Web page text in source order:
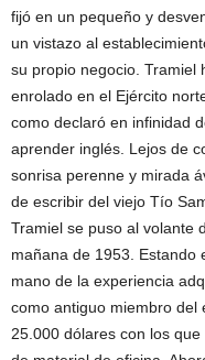
fijó en un pequeño y
un vistazo al
su propio negocio. Tramiel
enrolado en el Ejército
como declaró en infinidad
aprender inglés. Lejos de
sonrisa perenne y mirada
de escribir del viejo Tío
Tramiel se puso al volante
mañana de 1953. Estando
mano de la experiencia
como antiguo miembro del
25.000 dólares con los